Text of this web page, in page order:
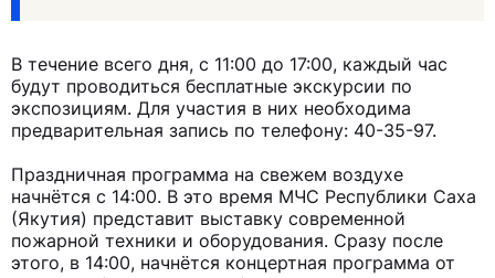
В течение всего дня, с 11:00 до 17:00, каждый час
будут проводиться бесплатные экскурсии по
экспозициям. Для участия в них необходима
предварительная запись по телефону: 40-35-97.
Праздничная программа на свежем воздухе
начнётся с 14:00. В это время МЧС Республики Саха
(Якутия) представит выставку современной
пожарной техники и оборудования. Сразу после
этого, в 14:00, начнётся концертная программа от